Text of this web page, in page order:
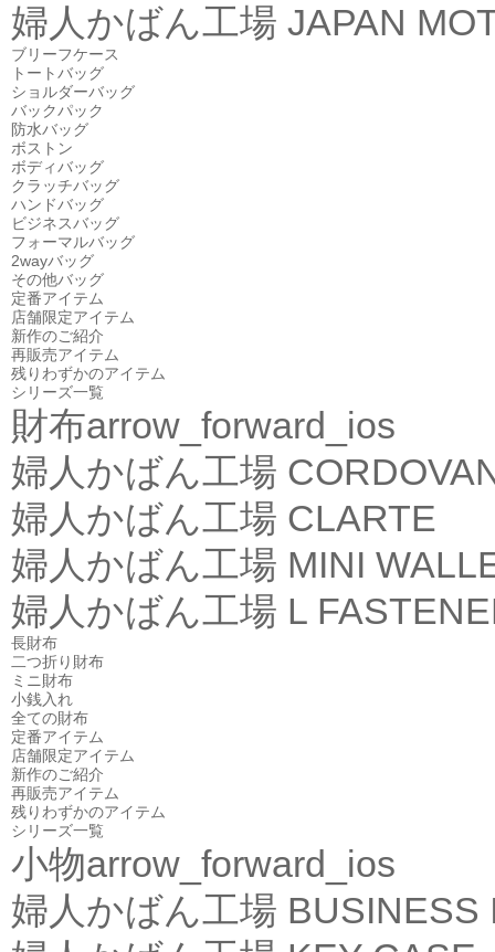
婦人かばん工場 JAPAN
ブリーフケース
トートバッグ
ショルダーバッグ
バックパック
防水バッグ
ボストン
ボディバッグ
クラッチバッグ
ハンドバッグ
ビジネスバッグ
フォーマルバッグ
2wayバッグ
その他バッグ
定番アイテム
店舗限定アイテム
新作のご紹介
再販売アイテム
残りわずかのアイテム
シリーズ一覧
財布arrow_forward_ios
婦人かばん工場
婦人かばん工場 CLARTE
婦人かばん工場 MINI
婦人かばん工場 L
長財布
二つ折り財布
ミニ財布
小銭入れ
全ての財布
定番アイテム
店舗限定アイテム
新作のご紹介
再販売アイテム
残りわずかのアイテム
シリーズ一覧
小物arrow_forward_ios
婦人かばん工場 BUSINESS